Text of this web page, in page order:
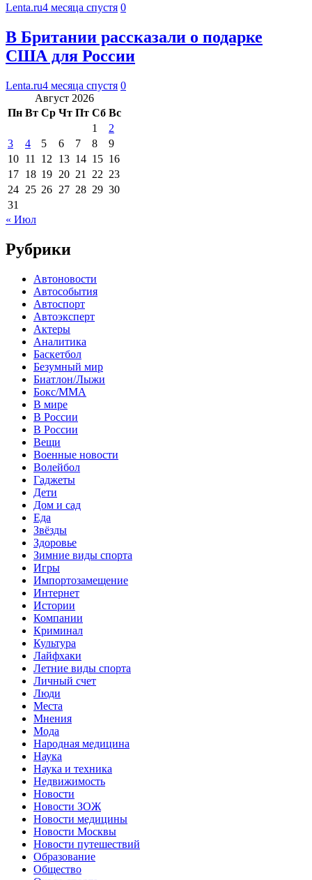
Lenta.ru4 месяца спустя 0
В Британии рассказали о подарке
США для России
Lenta.ru4 месяца спустя 0
Август 2026
Пн Вт Ср Чт Пт Сб Вс
1
2
3
4 5 6 7 8
9
10 11 12 13 14 15 16
17 18 19 20 21 22 23
24 25 26 27 28 29 30
31
« Июл
Рубрики
Автоновости
Автособытия
Автоспорт
Автоэксперт
Актеры
Аналитика
Баскетбол
Безумный мир
Биатлон/Лыжи
Бокс/MMA
В мире
В России
В России
Вещи
Военные новости
Волейбол
Гаджеты
Дети
Дом и сад
Еда
Звёзды
Здоровье
Зимние виды спорта
Игры
Импортозамещение
Интернет
Истории
Компании
Криминал
Культура
Лайфхаки
Летние виды спорта
Личный счет
Люди
Места
Мнения
Мода
Народная медицина
Наука
Наука и техника
Недвижимость
Новости
Новости ЗОЖ
Новости медицины
Новости Москвы
Новости путешествий
Образование
Общество